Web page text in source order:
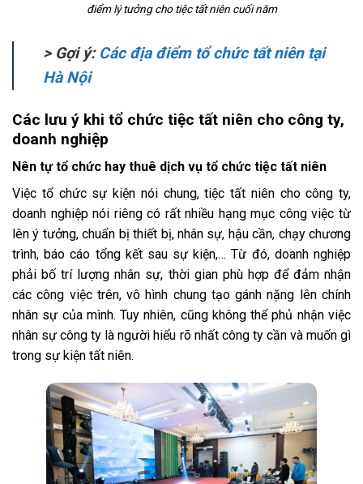
điểm lý tưởng cho tiệc tất niên cuối năm
> Gợi ý:Các địa điểm tổ chức tất niên tại
Hà Nội
Các lưu ý khi tổ chức tiệc tất niên cho công ty,
doanh nghiệp
Nên tự tổ chức hay thuê dịch vụ tổ chức tiệc tất niên
Việc tổ chức sự kiện nói chung, tiệc tất niên cho công ty,
doanh nghiệp nói riêng có rất nhiều hạng mục công việc từ
lên ý tưởng, chuẩn bị thiết bị, nhân sự, hậu cần, chạy chương
trình, báo cáo tổng kết sau sự kiện,… Từ đó, doanh nghiệp
phải bố trí lượng nhân sự, thời gian phù hợp để đảm nhận
các công việc trên, vô hình chung tạo gánh nặng lên chính
nhân sự của mình. Tuy nhiên, cũng không thể phủ nhận việc
nhân sự công ty là người hiểu rõ nhất công ty cần và muốn gì
trong sự kiện tất niên.